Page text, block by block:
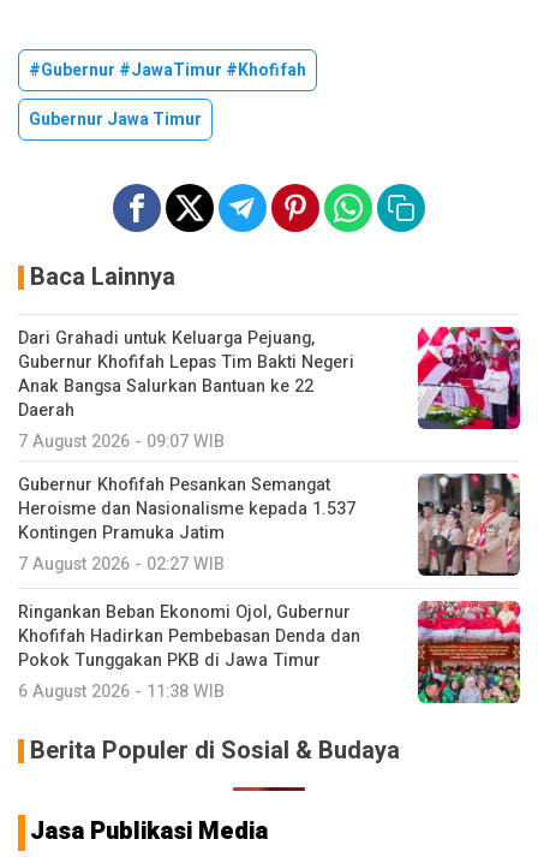
#Gubernur #JawaTimur #Khofifah
Gubernur Jawa Timur
Baca Lainnya
Dari Grahadi untuk Keluarga Pejuang,
Gubernur Khofifah Lepas Tim Bakti Negeri
Anak Bangsa Salurkan Bantuan ke 22
Daerah
7 August 2026 - 09:07 WIB
Gubernur Khofifah Pesankan Semangat
Heroisme dan Nasionalisme kepada 1.537
Kontingen Pramuka Jatim
7 August 2026 - 02:27 WIB
Ringankan Beban Ekonomi Ojol, Gubernur
Khofifah Hadirkan Pembebasan Denda dan
Pokok Tunggakan PKB di Jawa Timur
6 August 2026 - 11:38 WIB
Berita Populer di Sosial & Budaya
Jasa Publikasi Media